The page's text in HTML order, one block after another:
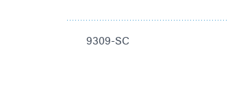
9309-SC